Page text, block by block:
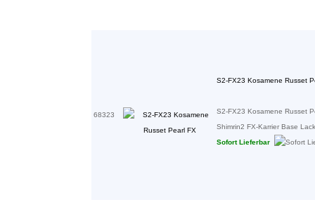
68323
S2-FX23 Kosamene Russet
S2-FX23 Kosamene Russet
Shimrin2 FX-Karrier Base
Sofort Lieferbar